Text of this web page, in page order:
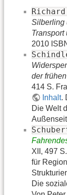
Silberling
Transport
2010
der
414 S.
Inhalt.
Die Welt
XII, 497
für
Die